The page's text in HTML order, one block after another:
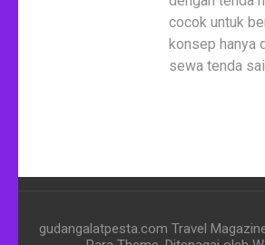
cocok untuk
konsep hanya
sewa tenda
gudangalatpesta.com Travel